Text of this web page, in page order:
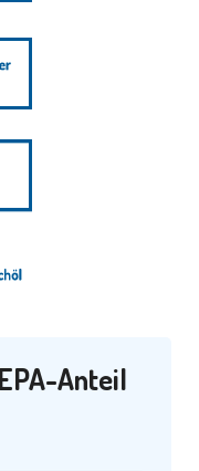
Anteil